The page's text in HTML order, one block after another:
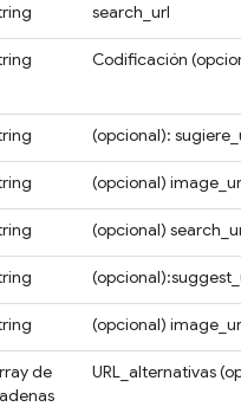
search_url
Codificación
(opcional):
(opcional)
(opcional)
(opcional)
(opcional)
de
URL_alternativas